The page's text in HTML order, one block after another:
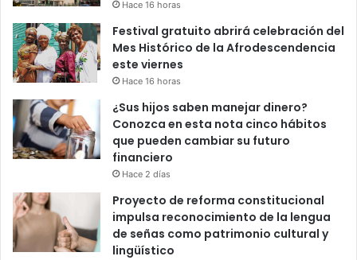
Hace 16 horas
Festival gratuito abrirá celebración del
Mes Histórico de la Afrodescendencia
este viernes
Hace 16 horas
¿Sus hijos saben manejar dinero?
Conozca en esta nota cinco hábitos
que pueden cambiar su futuro
financiero
Hace 2 días
Proyecto de reforma constitucional
impulsa reconocimiento de la lengua
de señas como patrimonio cultural y
lingüístico